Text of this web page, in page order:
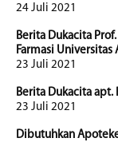
24 Juli 2021
Berita Dukacita
Farmasi Universitas
23 Juli 2021
Berita Dukacita apt.
23 Juli 2021
Dibutuhkan